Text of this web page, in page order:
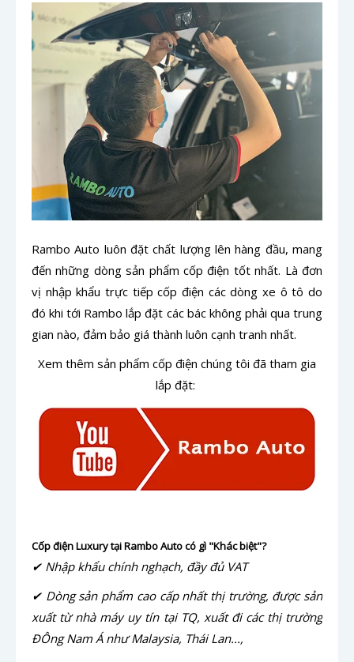
Rambo Auto luôn đặt chất lượng lên hàng đầu, mang
đến những dòng sản phẩm cốp điện tốt nhất. Là đơn
vị nhập khẩu trực tiếp cốp điện các dòng xe ô tô do
đó khi tới Rambo lắp đặt các bác không phải qua trung
gian nào, đảm bảo giá thành luôn cạnh tranh nhất.
Xem thêm sản phẩm cốp điện chúng tôi đã tham gia
lắp đặt:
Cốp điện Luxury tại Rambo Auto có gì "Khác biệt"?
✔ Nhập khẩu chính nghạch, đầy đủ VAT
✔ Dòng sản phẩm cao cấp nhất thị trường, được sản
xuất từ nhà máy uy tín tại TQ, xuất đi các thị trường
ĐÔng Nam Á như Malaysia, Thái Lan...,